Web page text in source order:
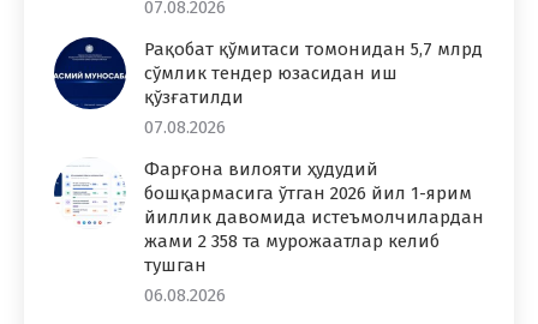
07.08.2026
Рақобат қўмитаси томонидан 5,7 млрд
сўмлик тендер юзасидан иш
қўзғатилди
07.08.2026
Фарғона вилояти ҳудудий
бошқармасига ўтган 2026 йил 1-ярим
йиллик давомида истеъмолчилардан
жами 2 358 та мурожаатлар келиб
тушган
06.08.2026